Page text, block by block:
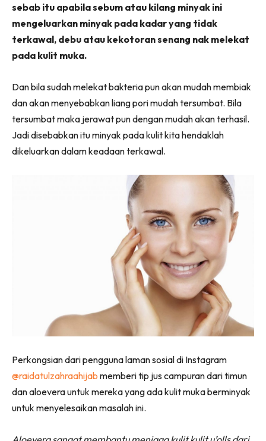
sebab itu apabila sebum atau kilang minyak ini
mengeluarkan minyak pada kadar yang tidak
terkawal, debu atau kekotoran senang nak melekat
pada kulit muka.
Dan bila sudah melekat bakteria pun akan mudah membiak
dan akan menyebabkan liang pori mudah tersumbat. Bila
tersumbat maka jerawat pun dengan mudah akan terhasil.
Jadi disebabkan itu minyak pada kulit kita hendaklah
dikeluarkan dalam keadaan terkawal.
Perkongsian dari pengguna laman sosial di Instagram
@raidatulzahraahijab memberi tip jus campuran dari timun
dan aloevera untuk mereka yang ada kulit muka berminyak
untuk menyelesaikan masalah ini.